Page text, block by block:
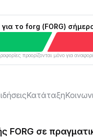
το forg (FORG)
προορίζονται μόνο για
Κατάταξη
FORG σε